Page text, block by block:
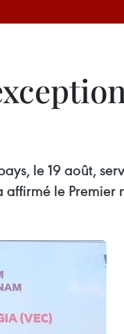
le 19 août,
le Premier